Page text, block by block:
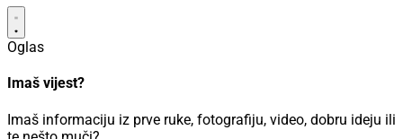
Oglas
Imaš vijest?
Imaš informaciju iz prve ruke, fotografiju, video, dobru ideju ili